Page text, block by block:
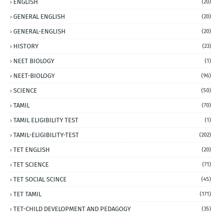
ENGLISH (20)
GENERAL ENGLISH (20)
GENERAL-ENGLISH (20)
HISTORY (23)
NEET BIOLOGY (1)
NEET-BIOLOGY (96)
SCIENCE (50)
TAMIL (70)
TAMIL ELIGIBILITY TEST (1)
TAMIL-ELIGIBILITY-TEST (202)
TET ENGLISH (20)
TET SCIENCE (71)
TET SOCIAL SCINCE (45)
TET TAMIL (171)
TET-CHILD DEVELOPMENT AND PEDAGOGY (35)